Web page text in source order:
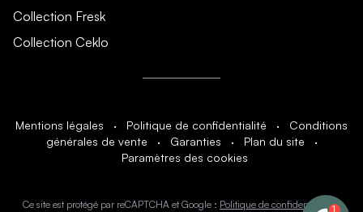
Collection Fresk
Collection Ceklo
Mentions légales · Politique de confidentialité ·
Conditions
générales de vente
· Garanties · Plan du site
·
Paramètres des cookies
Ce site est protégé par reCAPTCHA et Google : Politique de confidentialitéet
1